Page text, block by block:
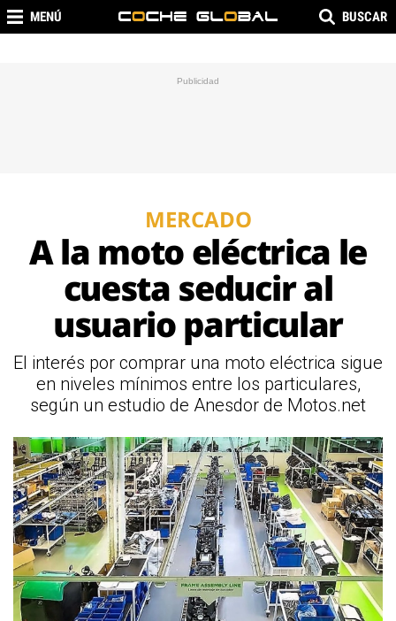
MENÚ BUSCAR
MERCADO
A la moto eléctrica le
cuesta seducir al
usuario particular
El interés por comprar una moto eléctrica sigue
en niveles mínimos entre los particulares,
según un estudio de Anesdor de Motos.net